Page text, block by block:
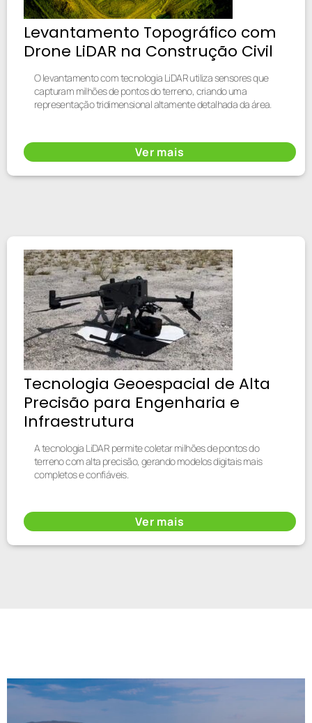
Levantamento Topográfico com
Drone LiDAR na Construção Civil
O levantamento com tecnologia LiDAR utiliza sensores que
capturam milhões de pontos do terreno, criando uma
representação tridimensional altamente detalhada da área.
Ver mais
Tecnologia Geoespacial de Alta
Precisão para Engenharia e
Infraestrutura
A tecnologia LiDAR permite coletar milhões de pontos do
terreno com alta precisão, gerando modelos digitais mais
completos e confiáveis.
Ver mais